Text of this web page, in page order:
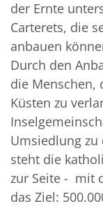
der Ernte
Carterets, die
anbauen
Durch den
die Menschen,
Küsten zu
Umsiedlung zu
steht die
zur Seite - mit
das Ziel: